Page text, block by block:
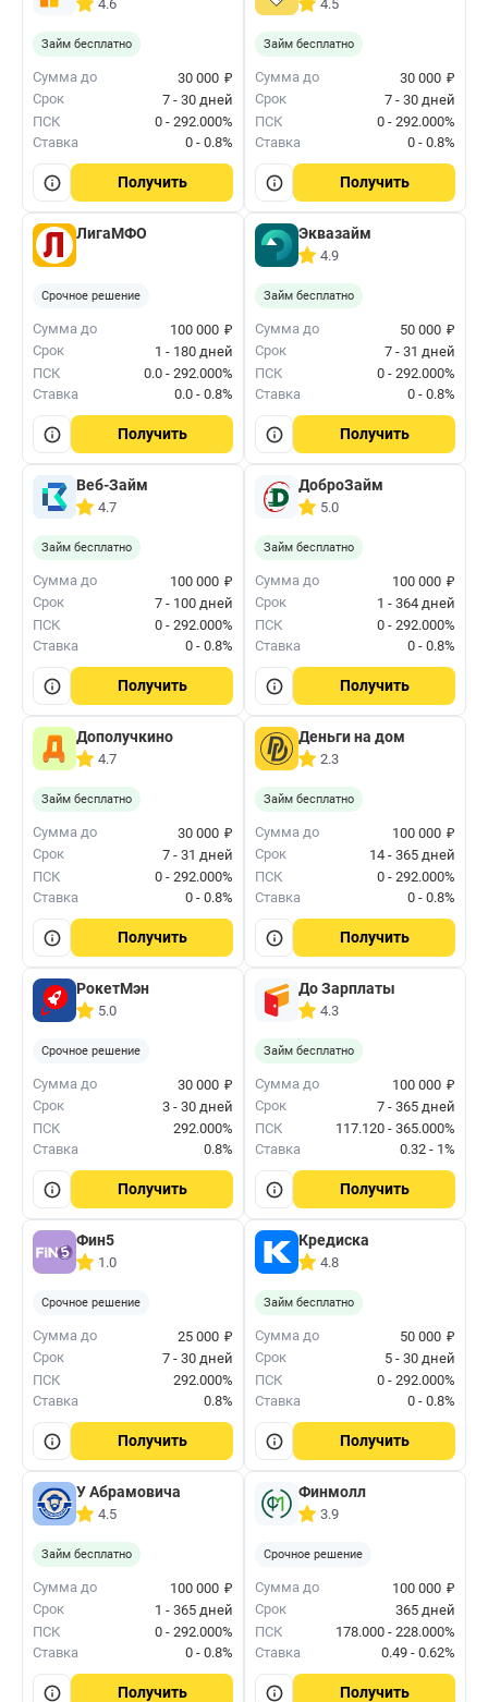
4.6
Займ бесплатно
Сумма до 30 000 ₽
Срок
7 - 30 дней
ПСК
0 - 292.000%
Ставка
0 - 0.8%
Получить
4.5
Займ бесплатно
Сумма до 30 000 ₽
Срок
7 - 30 дней
ПСК
0 - 292.000%
Ставка
0 - 0.8%
Получить
ЛигаМФО
Срочное решение
Сумма до 100 000 ₽
Срок
1 - 180 дней
ПСК
0.0 - 292.000%
Ставка
0.0 - 0.8%
Получить
Эквазайм
4.9
Займ бесплатно
Сумма до 50 000 ₽
Срок
7 - 31 дней
ПСК
0 - 292.000%
Ставка
0 - 0.8%
Получить
Веб-Займ
4.7
Займ бесплатно
Сумма до 100 000 ₽
Срок
7 - 100 дней
ПСК
0 - 292.000%
Ставка
0 - 0.8%
Получить
ДоброЗайм
5.0
Займ бесплатно
Сумма до 100 000 ₽
Срок
1 - 364 дней
ПСК
0 - 292.000%
Ставка
0 - 0.8%
Получить
Дополучкино
4.7
Займ бесплатно
Сумма до 30 000 ₽
Срок
7 - 31 дней
ПСК
0 - 292.000%
Ставка
0 - 0.8%
Получить
Деньги на дом
2.3
Займ бесплатно
Сумма до 100 000 ₽
Срок
14 - 365 дней
ПСК
0 - 292.000%
Ставка
0 - 0.8%
Получить
РокетМэн
5.0
Срочное решение
Сумма до 30 000 ₽
Срок
3 - 30 дней
ПСК
292.000%
Ставка
0.8%
Получить
До Зарплаты
4.3
Займ бесплатно
Сумма до 100 000 ₽
Срок
7 - 365 дней
ПСК
117.120 - 365.000%
Ставка
0.32 - 1%
Получить
Фин5
1.0
Срочное решение
Сумма до 25 000 ₽
Срок
7 - 30 дней
ПСК
292.000%
Ставка
0.8%
Получить
Кредиска
4.8
Займ бесплатно
Сумма до 50 000 ₽
Срок
5 - 30 дней
ПСК
0 - 292.000%
Ставка
0 - 0.8%
Получить
У Абрамовича
4.5
Займ бесплатно
Сумма до 100 000 ₽
Срок
1 - 365 дней
ПСК
0 - 292.000%
Ставка
0 - 0.8%
Получить
Финмолл
3.9
Срочное решение
Сумма до 100 000 ₽
Срок
365 дней
ПСК
178.000 - 228.000%
Ставка
0.49 - 0.62%
Получить